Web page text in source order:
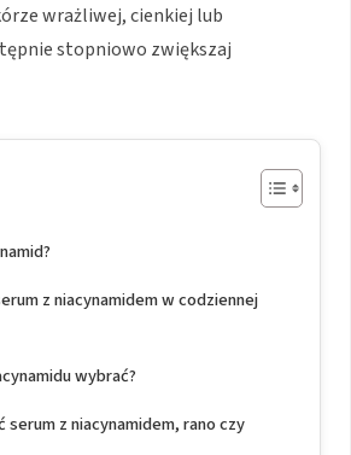
wrażliwej, cienkiej lub
stopniowo zwiększaj
z niacynamidem w codziennej
wybrać?
serum z niacynamidem, rano czy